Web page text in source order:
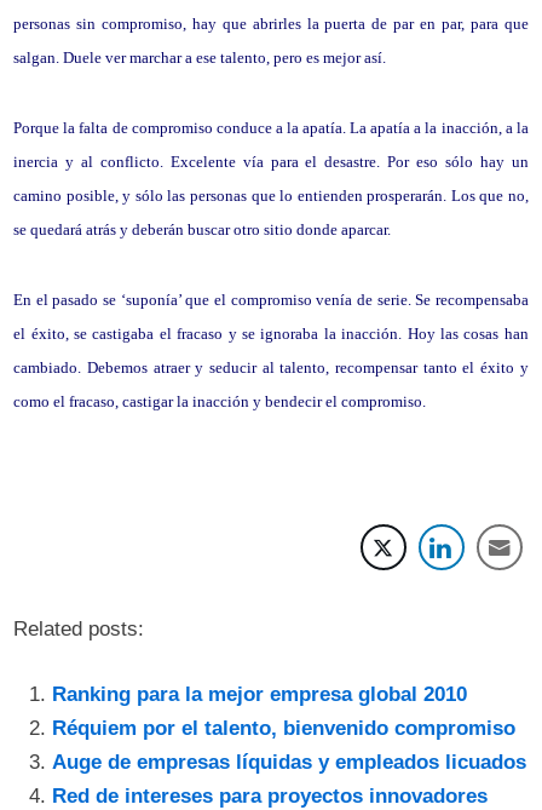
personas sin compromiso, hay que abrirles la puerta de par en par, para que
salgan. Duele ver marchar a ese talento, pero es mejor así.
Porque la falta de compromiso conduce a la apatía. La apatía a la inacción, a la
inercia y al conflicto. Excelente vía para el desastre. Por eso sólo hay un
camino posible, y sólo las personas que lo entienden prosperarán. Los que no,
se quedará atrás y deberán buscar otro sitio donde aparcar.
En el pasado se ‘suponía’ que el compromiso venía de serie. Se recompensaba
el éxito, se castigaba el fracaso y se ignoraba la inacción. Hoy las cosas han
cambiado. Debemos atraer y seducir al talento, recompensar tanto el éxito y
como el fracaso, castigar la inacción y bendecir el compromiso.
Related posts:
Ranking para la mejor empresa global 2010
Réquiem por el talento, bienvenido compromiso
Auge de empresas líquidas y empleados licuados
Red de intereses para proyectos innovadores